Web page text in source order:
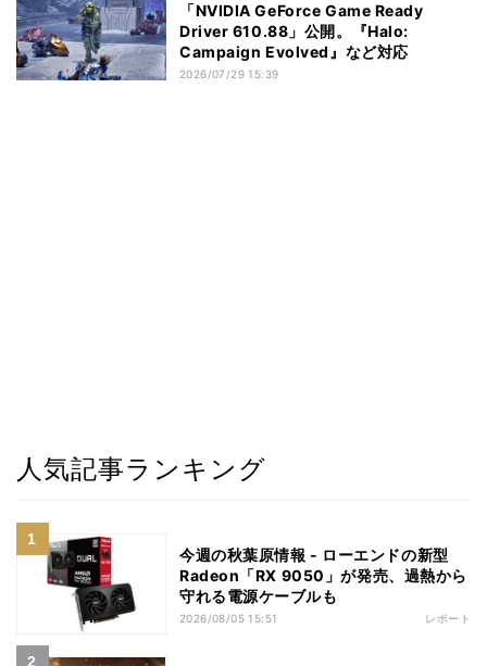
「NVIDIA GeForce Game Ready
Driver 610.88」公開。『Halo:
Campaign Evolved』など対応
2026/07/29 15:39
人気記事ランキング
今週の秋葉原情報 - ローエンドの新型
Radeon「RX 9050」が発売、過熱から
守れる電源ケーブルも
2026/08/05 15:51 レポート